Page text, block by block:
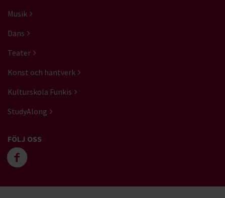
Musik
Dans
Teater
Konst och hantverk
Kulturskola Funkis
StudyAlong
FÖLJ OSS
Följ oss på facebook